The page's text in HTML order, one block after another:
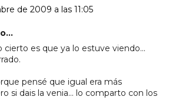
de 2009 a las 11:05
cierto es que ya lo estuve viendo...
pensé que igual era más
si dais la venia... lo comparto con los